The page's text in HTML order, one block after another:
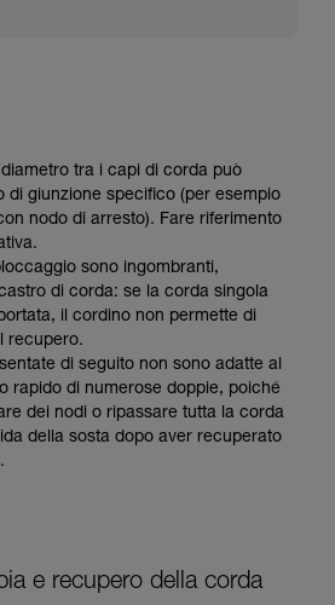
tra i capi di corda può
di giunzione specifico (per esempio
nodo di arresto). Fare riferimento
sono ingombranti,
di corda: se la corda singola
il cordino non permette di
recupero.
di seguito non sono adatte al
rapido di numerose doppie, poiché
dei nodi o ripassare tutta la corda
della sosta dopo aver recuperato
e recupero della corda